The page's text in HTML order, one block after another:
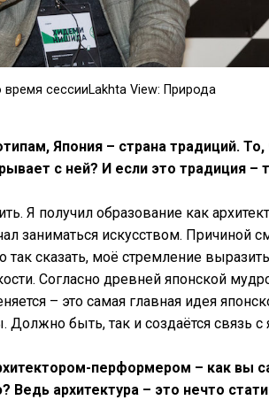
сессииLakhta View: Природа
Япония – страна традиций.
с ней? И если это традиция –
Я получил образование как
заниматься искусством. Причиной
так сказать, моё стремление
Согласно древней японской
– это самая главная идея
Должно быть, так и создаётся связь с
перформером – как вы
Ведь архитектура – это нечто